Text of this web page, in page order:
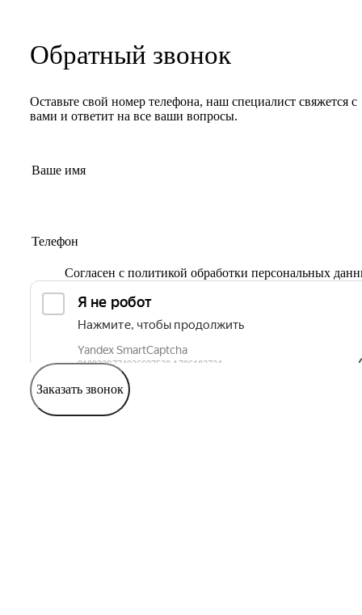
Обратный звонок
Оставьте свой номер телефона, наш специалист свяжется с
вами и ответит на все ваши вопросы.
Согласен с политикой обработки персональных
Заказать звонок